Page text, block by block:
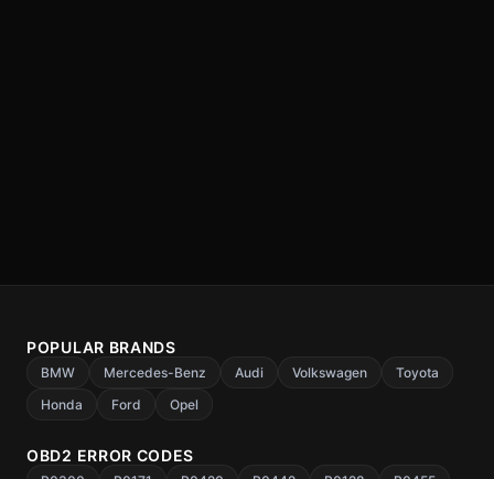
POPULAR BRANDS
BMW Mercedes-Benz Audi Volkswagen
Toyota
Honda
Ford Opel
OBD2 ERROR CODES